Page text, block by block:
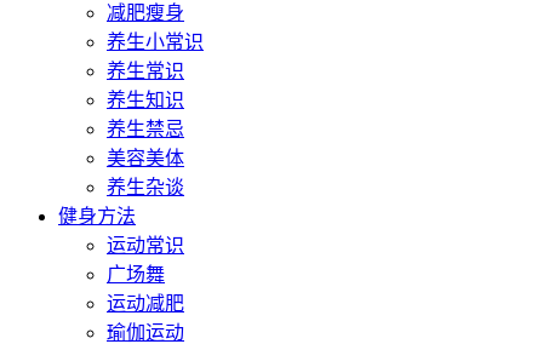
减肥瘦身
养生小常识
养生常识
养生知识
养生禁忌
美容美体
养生杂谈
健身方法
运动常识
广场舞
运动减肥
瑜伽运动